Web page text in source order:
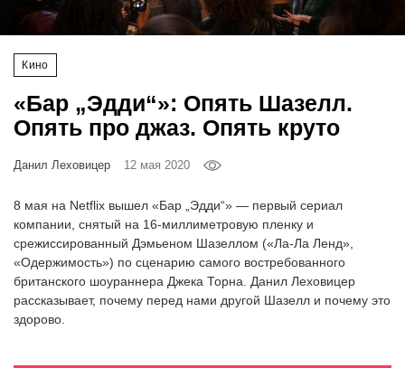
Кино
«Бар „Эдди“»: Опять Шазелл.
Опять про джаз. Опять круто
Данил Леховицер 12 мая 2020
8 мая на Netflix вышел «Бар „Эдди“» — первый сериал
компании, снятый на 16-миллиметровую пленку и
срежиссированный Дэмьеном Шазеллом («Ла-Ла Ленд»,
«Одержимость») по сценарию самого востребованного
британского шоураннера Джека Торна. Данил Леховицер
рассказывает, почему перед нами другой Шазелл и почему это
здорово.